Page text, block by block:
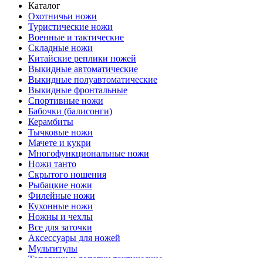
Каталог
Охотничьи ножи
Туристические ножи
Военные и тактические
Складные ножи
Китайские реплики ножей
Выкидные автоматические
Выкидные полуавтоматические
Выкидные фронтальные
Спортивные ножи
Бабочки (балисонги)
Керамбиты
Тычковые ножи
Мачете и кукри
Многофункциональные ножи
Ножи танто
Скрытого ношения
Рыбацкие ножи
Филейные ножи
Кухонные ножи
Ножны и чехлы
Все для заточки
Аксессуары для ножей
Мультитулы